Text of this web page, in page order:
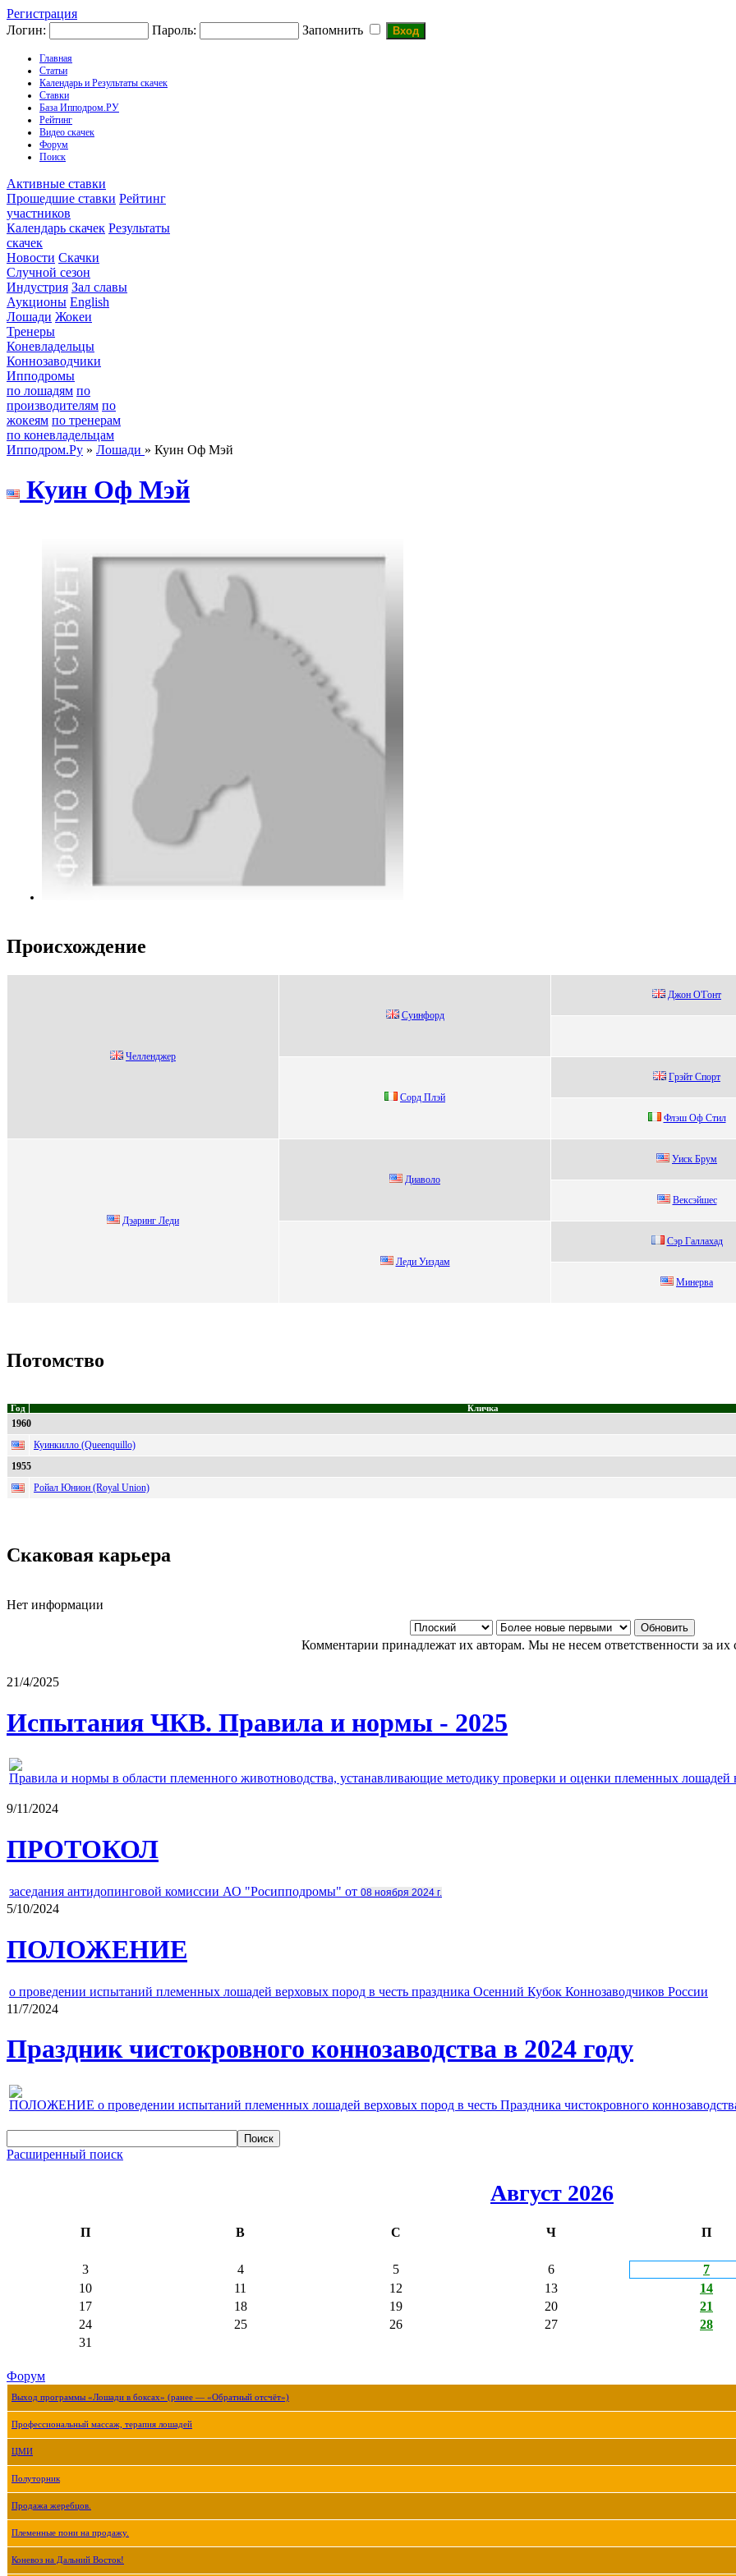
Регистрация
Логин:
Пароль: Запомнить
Главная
Статьи
Календарь и Результаты скачек
Ставки
База Ипподром.РУ
Рейтинг
Видео скачек
Форум
Поиск
Активные ставки
Прошедшие ставки Рейтинг
участников
Календарь скачек Результаты
скачек
Новости Скачки
Случной сезон
Индустрия Зал славы
Аукционы English
Лошади Жокеи
Тренеры
Коневладельцы
Коннозаводчики
Ипподромы
по лошадям по
производителям по
жокеям по тренерам
по коневладельцам
Ипподром.Ру » Лошади » Куин Оф Мэй
Куин Оф Мэй
Происхождение
Челленджер
Суинфopд
Джон O'Гонт
Сорд Плэй
Гpэйт Cпopт
Флэш Oф Cтил
Дэаринг Леди
Диaвoлo
Уиск Брум
Beкcэйшec
Лeди Уиздaм
Сэp Гaллaxaд
Минeрва
Потомство
Год Кличка
1960
Куинкилло (Queenquillo)
1955
Ройал Юнион (Royal Union)
Скаковая карьера
Нет информации
Комментарии принадлежат их авторам. Мы не несем ответственности за их
21/4/2025
Испытания ЧКВ. Правила и нормы - 2025
Правила и нормы в области племенного животноводства, устанавливающие методику проверки и оценки племенных
9/11/2024
ПРОТОКОЛ
заседания антидопинговой комиссии АО "Росипподромы" от 08 ноября 2024 г.
5/10/2024
ПОЛОЖЕНИЕ
о проведении испытаний племенных лошадей верховых пород в честь праздника Осенний Кубок Коннозаводчиков России
11/7/2024
Праздник чистокровного коннозаводства в 2024 году
ПОЛОЖЕНИЕ о проведении испытаний племенных лошадей верховых пород в честь Праздника чистокровного
Расширенный поиск
Август 2026
П В С Ч П
3
4 5 6 7
10
11 12 13 14
17
18 19 20 21
24
25 26 27 28
31
Форум
Выход программы «Лошади в боксах» (ранее — «Обратный отсчёт»)
Профессиональный массаж, терапия лошадей
ЦМИ
Полуторник
Продажа жеребцов.
Племенные пони на продажу.
Коневоз на Дальний Восток!